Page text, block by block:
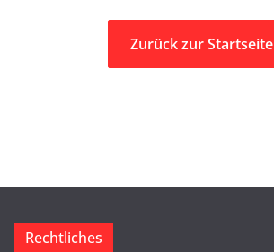
Zurück zur Startseite
Rechtliches